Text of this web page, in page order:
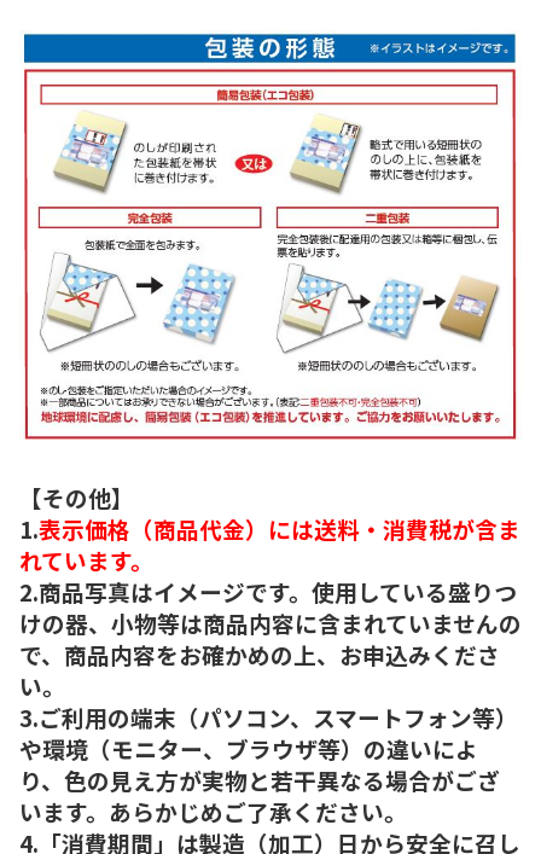
【その他】
1.表示価格（商品代金）には送料・消費税が含ま
れています。
2.商品写真はイメージです。使用している盛りつ
けの器、小物等は商品内容に含まれていませんの
で、商品内容をお確かめの上、お申込みくださ
い。
3.ご利用の端末（パソコン、スマートフォン等）
や環境（モニター、ブラウザ等）の違いによ
り、色の見え方が実物と若干異なる場合がござ
います。あらかじめご了承ください。
4.「消費期間」は製造（加工）日から安全に召し